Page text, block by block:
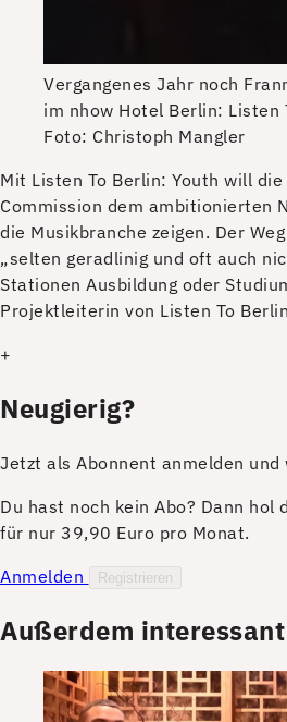
Vergangenes Jahr noch
im nhow Hotel Berlin: Listen
Foto: Christoph Mangler
Mit Listen To Berlin: Youth will
Commission dem ambitionierten
die Musikbranche zeigen. Der
„selten geradlinig und oft auch
Stationen Ausbildung oder
Projektleiterin von Listen To
+
Neugierig?
Jetzt als Abonnent anmelden und
Du hast noch kein Abo? Dann
für nur 39,90 Euro pro Monat.
Anmelden
Registrieren
Außerdem interessant